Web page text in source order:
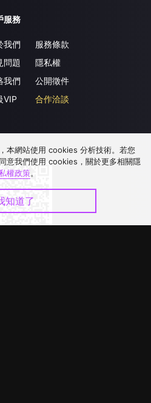
服務
我們
問題
我們
VIP
服務條款
隱私權
公開徵件
合作洽談
本網站使用 cookies 分析技術。若您
意我們使用 cookies，關於更多相關隱
權政策。
知道了